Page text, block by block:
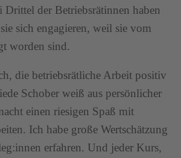
Drittel der Betriebsrätinnen haben
sich engagieren, weil sie vom
worden sind.
die betriebsrätliche Arbeit positiv
Schober weiß aus persönlicher
einen riesigen Spaß mit
Ich habe große Wertschätzung
erfahren. Und jeder Kurs,